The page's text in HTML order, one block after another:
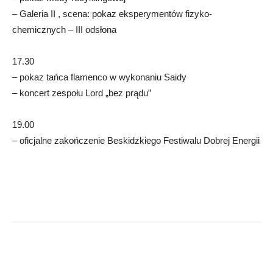
– Galeria II , scena: pokaz eksperymentów fizyko-
chemicznych – III odsłona
17.30
– pokaz tańca flamenco w wykonaniu Saidy
– koncert zespołu Lord „bez prądu”
19.00
– oficjalne zakończenie Beskidzkiego Festiwalu Dobrej Energii